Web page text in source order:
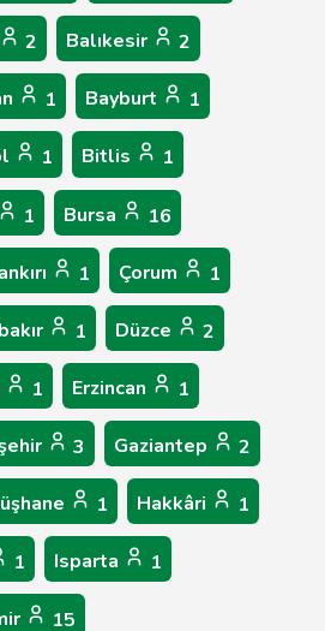
2 Balıkesir 2
1 Bayburt 1
1 Bitlis 1
1 Bursa 16
1 Çorum 1
1 Düzce 2
1 Erzincan 1
3 Gaziantep 2
1 Hakkâri 1
1 Isparta 1
15